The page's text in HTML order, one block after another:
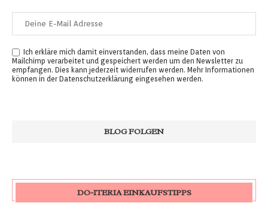
Ich erkläre mich damit einverstanden, dass meine Daten von
Mailchimp verarbeitet und gespeichert werden um den Newsletter zu
empfangen. Dies kann jederzeit widerrufen werden. Mehr Informationen
können in der Datenschutzerklärung eingesehen werden.
DO-ITERIA EINKAUFSTIPPS